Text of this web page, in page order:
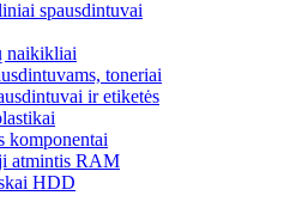
spausdintuvai
naikikliai
toneriai
ir etiketės
komponentai
atmintis RAM
HDD